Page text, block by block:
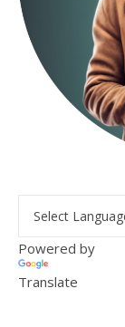
Powered by
Translate